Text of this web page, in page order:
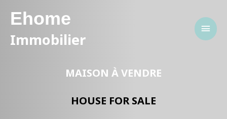
Ehome
Immobilier
MAISON À VENDRE
HOUSE FOR SALE